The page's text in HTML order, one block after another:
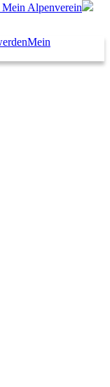
Mein Alpenverein
Mein